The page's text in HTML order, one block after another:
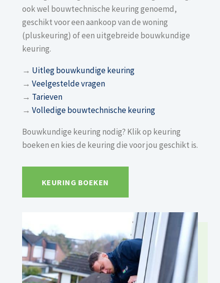
ook wel bouwtechnische keuring genoemd,
geschikt voor een aankoop van de woning
(pluskeuring) of een uitgebreide bouwkundige
keuring.
→ Uitleg bouwkundige keuring
→ Veelgestelde vragen
→ Tarieven
→ Volledige bouwtechnische keuring
Bouwkundige keuring nodig? Klik op keuring
boeken en kies de keuring die voor jou geschikt is.
KEURING BOEKEN